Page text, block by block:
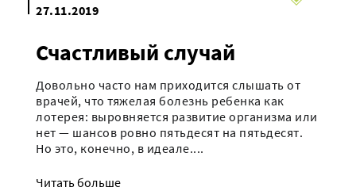
27.11.2019
Счастливый случай
Довольно часто нам приходится слышать от
врачей, что тяжелая болезнь ребенка как
лотерея: выровняется развитие организма или
нет — шансов ровно пятьдесят на пятьдесят.
Но это, конечно, в идеале....
Читать больше